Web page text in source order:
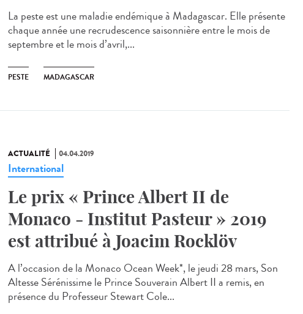
La peste est une maladie endémique à Madagascar. Elle présente
chaque année une recrudescence saisonnière entre le mois de
septembre et le mois d’avril,...
PESTE MADAGASCAR
ACTUALITÉ 04.04.2019
International
Le prix « Prince Albert II de
Monaco - Institut Pasteur » 2019
est attribué à Joacim Rocklöv
A l’occasion de la Monaco Ocean Week*, le jeudi 28 mars, Son
Altesse Sérénissime le Prince Souverain Albert II a remis, en
présence du Professeur Stewart Cole...